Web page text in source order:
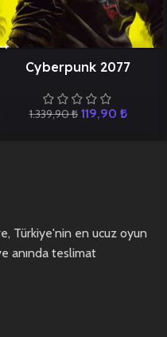
Cyberpunk 2077
1.339,90₺ 119,90 ₺
Türkiye'nin en ucuz oyun
anında teslimat